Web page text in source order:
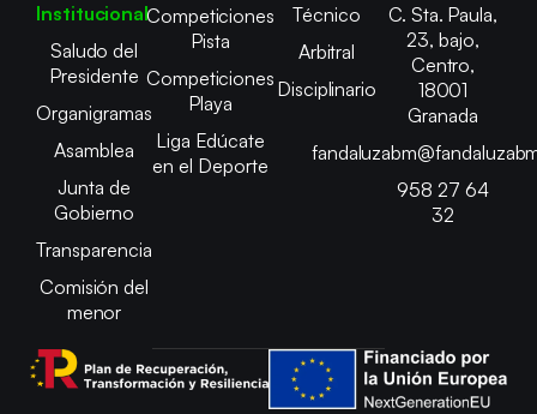
Institucional
Saludo del
Presidente
Organigramas
Asamblea
Junta de
Gobierno
Transparencia
Comisión del
menor
Competiciones
Pista
Competiciones
Playa
Liga Edúcate
en el Deporte
Técnico
Arbitral
Disciplinario
C. Sta. Paula,
23, bajo,
Centro,
18001
Granada
958 27 64
32